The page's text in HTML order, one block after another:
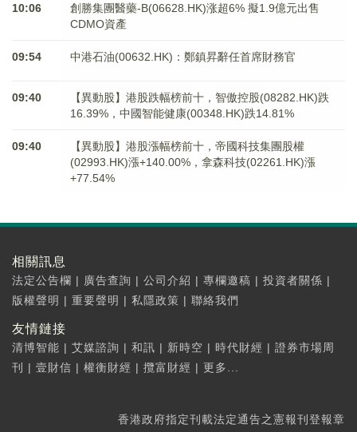
10:06
創勝集團醫藥-B(06628.HK)涨超6% 擬1.9億元出售
CDMO資產
09:54 中港石油(00632.HK)：鄭鎮昇辭任首席財務官
09:40
【異動股】港股跌幅榜前十，智傲控股(08282.HK)跌
16.39%，中國智能健康(00348.HK)跌14.81%
09:40
【異動股】港股漲幅榜前十，帝國科技集團股權
(02993.HK)漲+140.00%，拿森科技(02261.HK)漲
+77.54%
相關訊息
法定公告欄 | 廣告查詢 | 公司介紹 | 專欄邀稿 | 投資者關係 |
版權聲明 | 重要聲明 | 私隱政策 | 聯絡我們
友情鏈接
清博智能 | 艾媒諮詢 | 和訊 | 新時空 | 時代財經 | 證券市場周
刊
| 壹財信 | 權衡財經 | 攬富財經 | 更多...
香港政府指定刊載法定通告之憲報刊登報章